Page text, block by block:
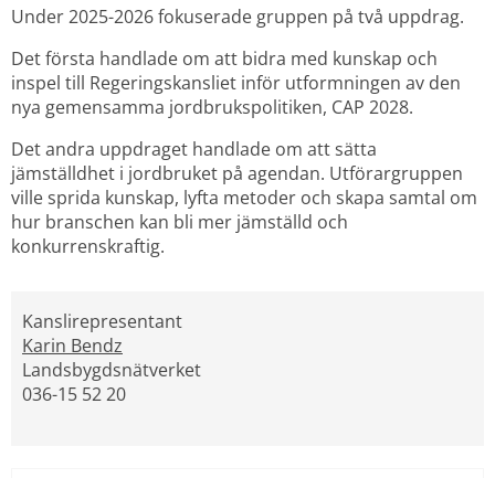
Under 2025-2026 fokuserade gruppen på två uppdrag.
Det första handlade om att bidra med kunskap och
inspel till Regeringskansliet inför utformningen av den
nya gemensamma jordbrukspolitiken, CAP 2028.
Det andra uppdraget handlade om att sätta
jämställdhet i jordbruket på agendan. Utförargruppen
ville sprida kunskap, lyfta metoder och skapa samtal om
hur branschen kan bli mer jämställd och
konkurrenskraftig.
Kanslirepresentant
Karin Bendz
Landsbygdsnätverket
036-15 52 20